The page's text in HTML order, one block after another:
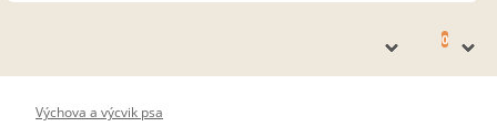
0
Výchova a výcvik psa